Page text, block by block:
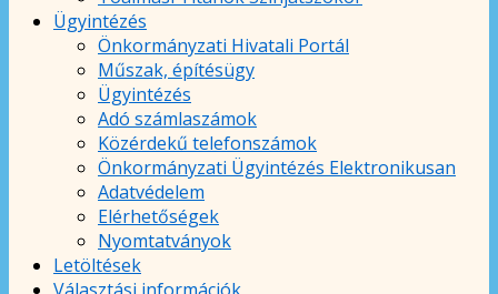
Ügyintézés
Önkormányzati Hivatali Portál
Műszak, építésügy
Ügyintézés
Adó számlaszámok
Közérdekű telefonszámok
Önkormányzati Ügyintézés Elektronikusan
Adatvédelem
Elérhetőségek
Nyomtatványok
Letöltések